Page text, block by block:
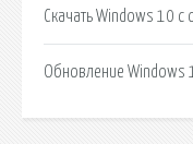
Скачать Windows 10 с
Обновление Windows